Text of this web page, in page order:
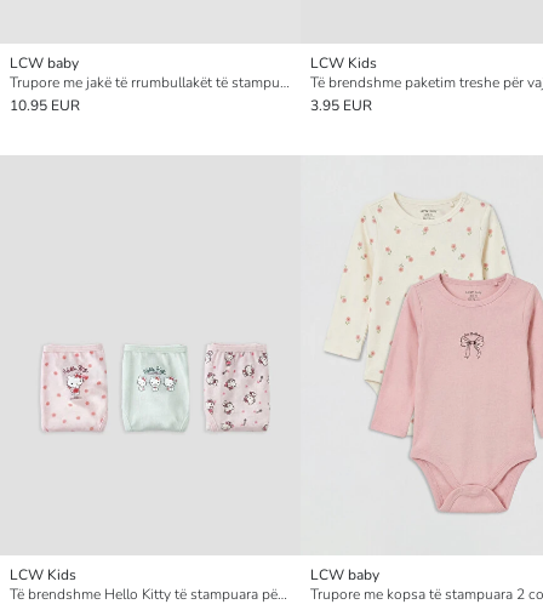
LCW baby
Trupore me jakë të rrumbullakët të stampuara 3 copë me kopsa për foshnja vajza
10.95 EUR
LCW Kids
Të brendshme paketim treshe për
3.95 EUR
LCW Kids
Të brendshme Hello Kitty të stampuara për vajza, paketim 3 copë
LCW baby